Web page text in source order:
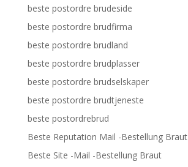
beste postordre brudeside
beste postordre brudfirma
beste postordre brudland
beste postordre brudplasser
beste postordre brudselskaper
beste postordre brudtjeneste
beste postordrebrud
Beste Reputation Mail -Bestellung Braut
Beste Site -Mail -Bestellung Braut